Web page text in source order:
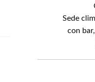
Sede
con